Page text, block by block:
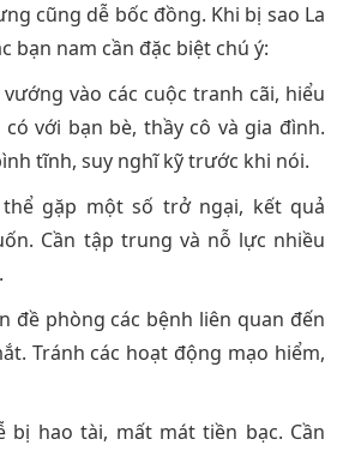
cũng dễ bốc đồng. Khi bị sao La
bạn nam cần đặc biệt chú ý:
vướng vào các cuộc tranh cãi, hiểu
với bạn bè, thầy cô và gia đình.
tĩnh, suy nghĩ kỹ trước khi nói.
thể gặp một số trở ngại, kết quả
Cần tập trung và nỗ lực nhiều
đề phòng các bệnh liên quan đến
Tránh các hoạt động mạo hiểm,
bị hao tài, mất mát tiền bạc. Cần